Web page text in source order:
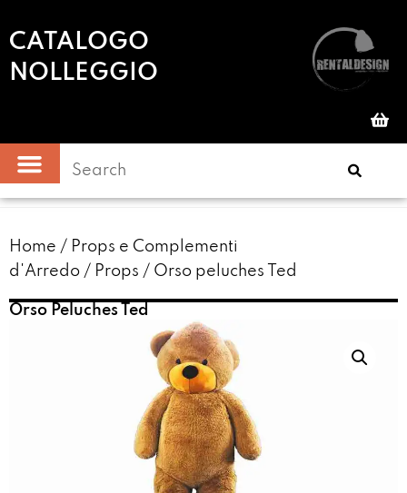
CATALOGO
NOLLEGGIO
Home / Props e Complementi
d'Arredo / Props / Orso peluches Ted
Orso Peluches Ted